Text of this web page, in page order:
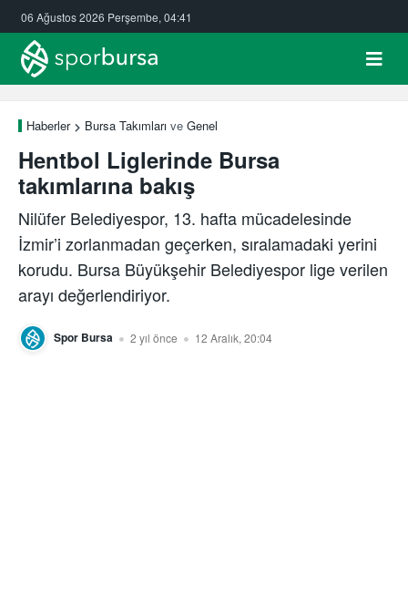
06 Ağustos 2026 Perşembe, 04:41
Haberler Bursa Takımları ve Genel
Hentbol Liglerinde Bursa
takımlarına bakış
Nilüfer Belediyespor, 13. hafta mücadelesinde
İzmir’i zorlanmadan geçerken, sıralamadaki yerini
korudu. Bursa Büyükşehir Belediyespor lige verilen
arayı değerlendiriyor.
Spor Bursa 2 yıl önce 12 Aralık, 20:04